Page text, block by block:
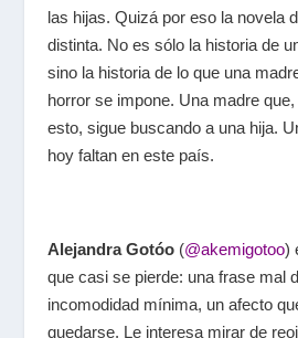
las hijas. Quizá por eso la novela
distinta. No es sólo la historia de
sino la historia de lo que una
horror se impone. Una madre
esto, sigue buscando a una hija.
hoy faltan en este país.
Alejandra Gotóo(@akemigotoo)
que casi se pierde: una frase mal
incomodidad mínima, un afecto
quedarse. Le interesa mirar de